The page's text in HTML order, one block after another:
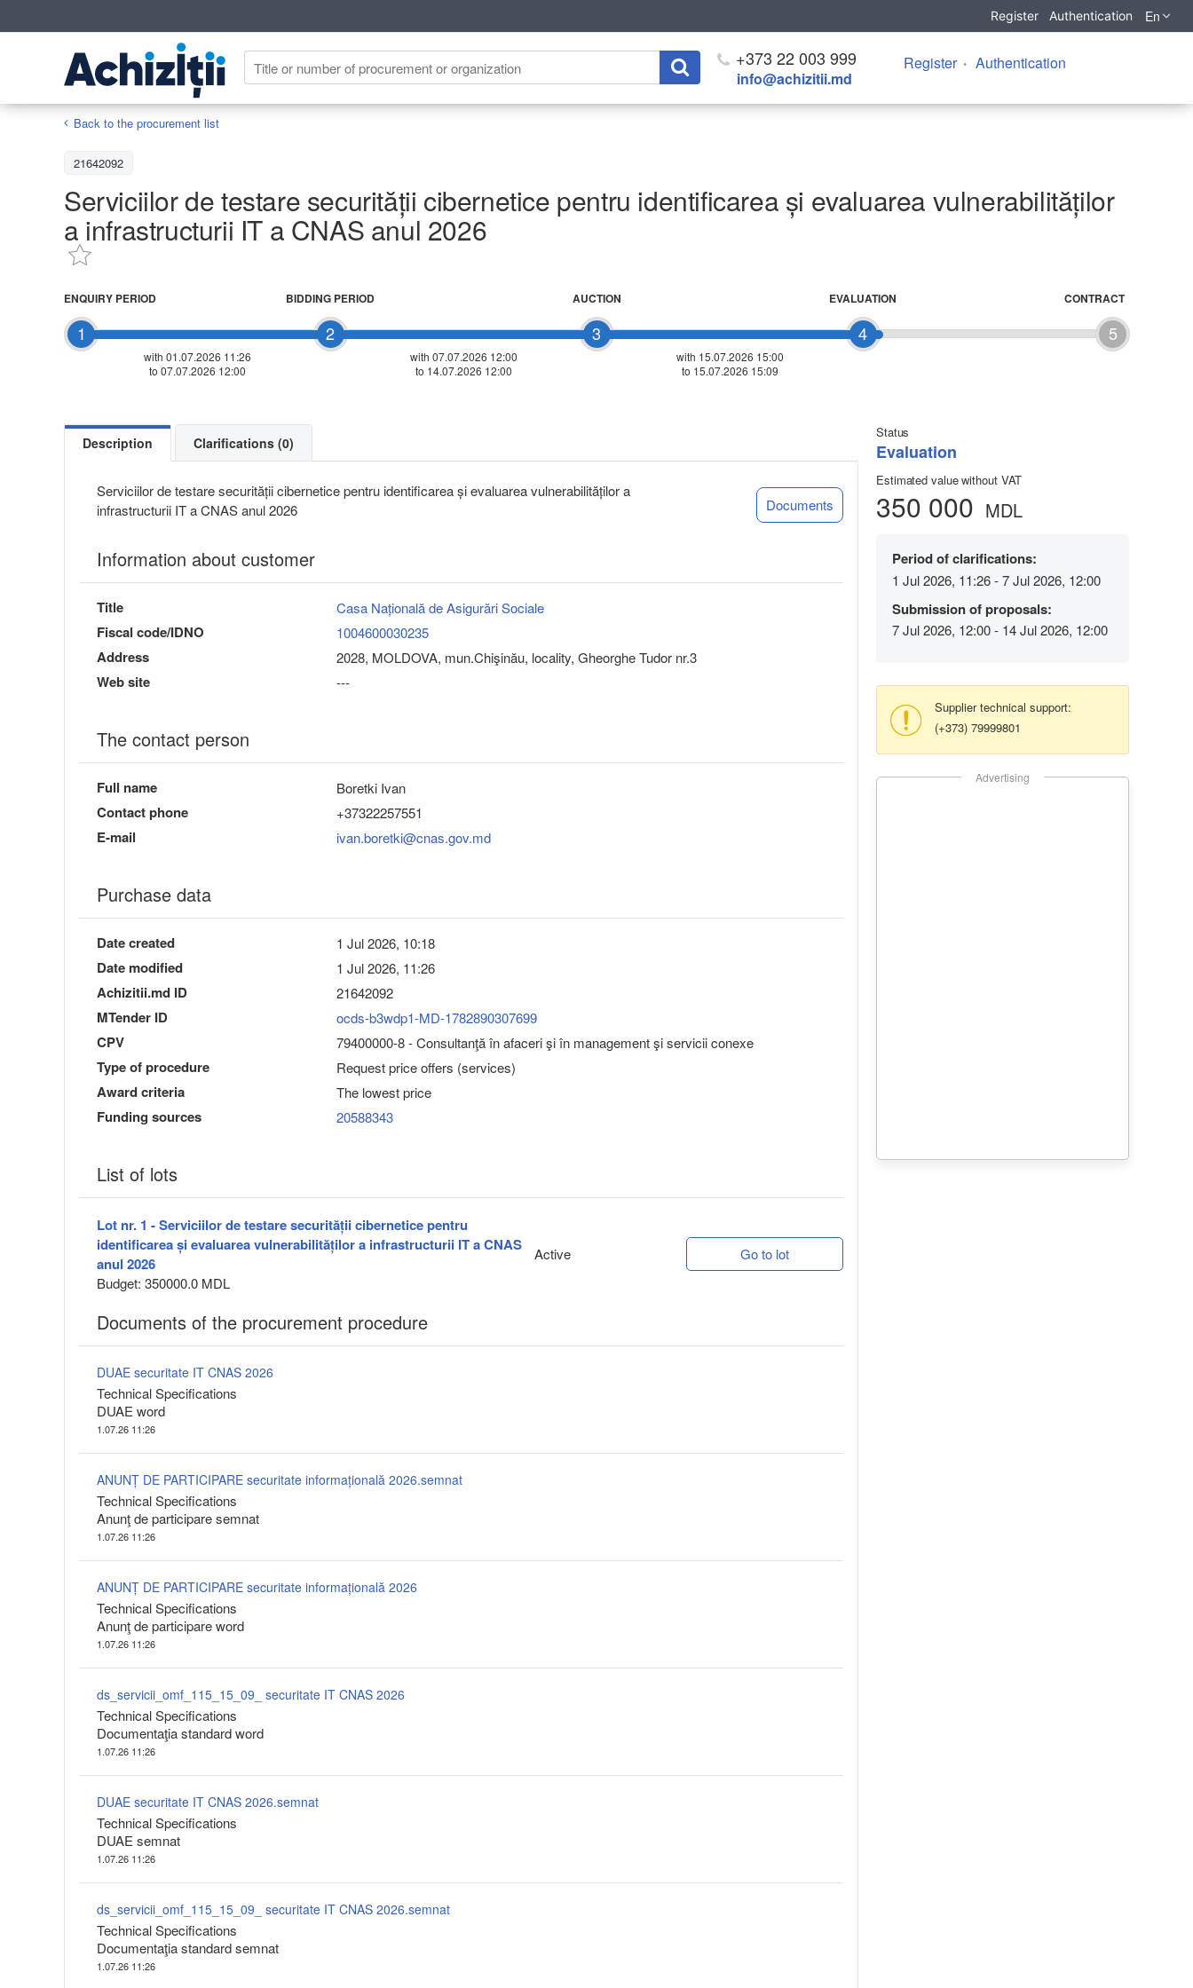
Register Authentication En
+373 22 003 999
info@achizitii.md
Register Authentication
Back to the procurement list
21642092
Serviciilor de testare securității cibernetice pentru identificarea și evaluarea vulnerabilităților
a infrastructurii IT a CNAS anul 2026
1
ENQUIRY PERIOD
with 01.07.2026 11:26
to 07.07.2026 12:00
2
BIDDING PERIOD
with 07.07.2026 12:00
to 14.07.2026 12:00
3
AUCTION
with 15.07.2026 15:00
to 15.07.2026 15:09
4
EVALUATION
5
CONTRACT
Status
Evaluation
Estimated value without VAT
350 000 MDL
Period of clarifications:
1 Jul 2026, 11:26 - 7 Jul 2026, 12:00
Submission of proposals:
7 Jul 2026, 12:00 - 14 Jul 2026, 12:00
Supplier technical support:
(+373) 79999801
Advertising
Description Clarifications (0)
Serviciilor de testare securității cibernetice pentru identificarea și evaluarea vulnerabilităților a
infrastructurii IT a CNAS anul 2026
Documents
Information about customer
Title Casa Națională de Asigurări Sociale
Fiscal code/IDNO 1004600030235
Address 2028, MOLDOVA, mun.Chişinău, locality, Gheorghe Tudor nr.3
Web site ---
The contact person
Full name Boretki Ivan
Contact phone +37322257551
E-mail ivan.boretki@cnas.gov.md
Purchase data
Date created 1 Jul 2026, 10:18
Date modified 1 Jul 2026, 11:26
Achizitii.md ID 21642092
MTender ID ocds-b3wdp1-MD-1782890307699
CPV 79400000-8 - Consultanţă în afaceri şi în management şi servicii conexe
Type of procedure Request price offers (services)
Award criteria The lowest price
Funding sources 20588343
List of lots
Lot nr. 1 - Serviciilor de testare securității cibernetice pentru
identificarea și evaluarea vulnerabilităților a infrastructurii IT a CNAS
anul 2026
Budget: 350000.0 MDL
Active Go to lot
Documents of the procurement procedure
DUAE securitate IT CNAS 2026
Technical Specifications
DUAE word
1.07.26 11:26
ANUNȚ DE PARTICIPARE securitate informațională 2026.semnat
Technical Specifications
Anunţ de participare semnat
1.07.26 11:26
ANUNȚ DE PARTICIPARE securitate informațională 2026
Technical Specifications
Anunţ de participare word
1.07.26 11:26
ds_servicii_omf_115_15_09_ securitate IT CNAS 2026
Technical Specifications
Documentaţia standard word
1.07.26 11:26
DUAE securitate IT CNAS 2026.semnat
Technical Specifications
DUAE semnat
1.07.26 11:26
ds_servicii_omf_115_15_09_ securitate IT CNAS 2026.semnat
Technical Specifications
Documentaţia standard semnat
1.07.26 11:26